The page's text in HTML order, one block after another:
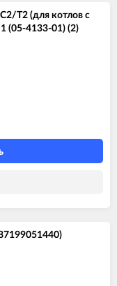
T2 (для котлов с
(05-4133-01) (2)